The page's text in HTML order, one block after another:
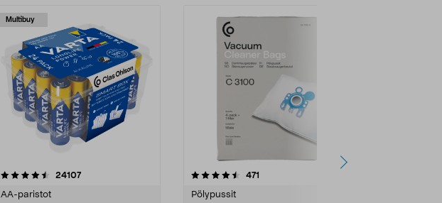
Multibuy
24107arvostelut
AA-paristot
4.5viidestä
471
Pölypussit
4.5viidestä